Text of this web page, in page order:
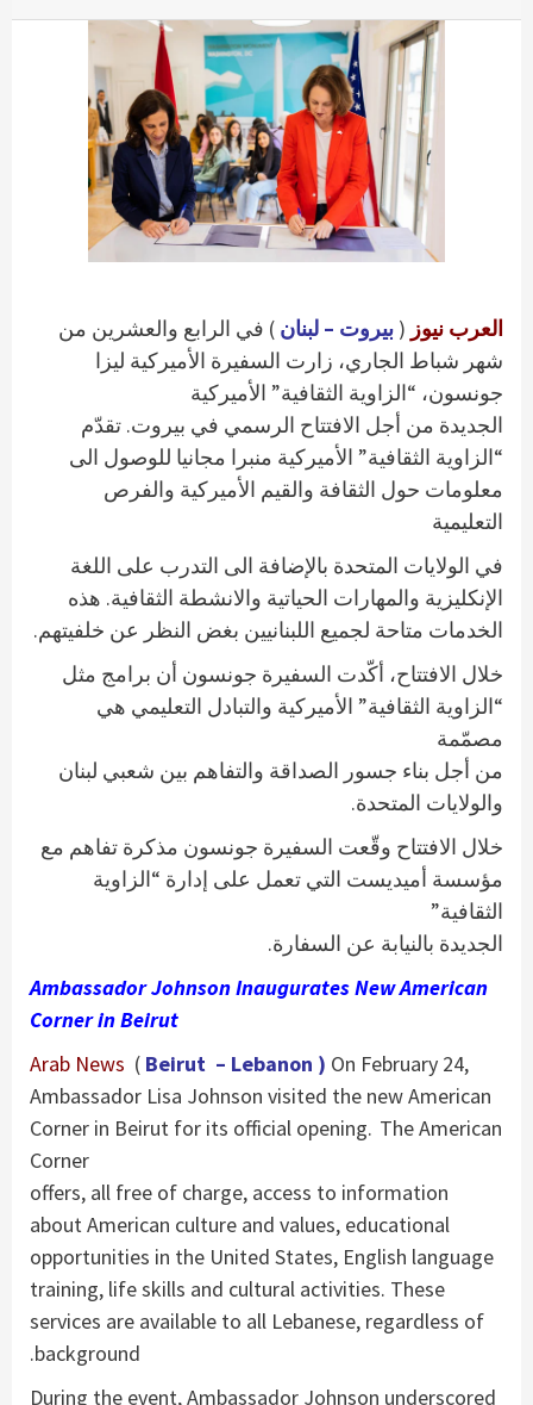
العرب نيوز ( بيروت – لبنان ) في الرابع والعشرين من
شهر شباط الجاري، زارت السفيرة الأميركية ليزا
جونسون، “الزاوية الثقافية” الأميركية
الجديدة من أجل الافتتاح الرسمي في بيروت. تقدّم
“الزاوية الثقافية” الأميركية منبرا مجانيا للوصول الى
معلومات حول الثقافة والقيم الأميركية والفرص
التعليمية
في الولايات المتحدة بالإضافة الى التدرب على اللغة
الإنكليزية والمهارات الحياتية والانشطة الثقافية. هذه
الخدمات متاحة لجميع اللبنانيين بغض النظر عن خلفيتهم.
خلال الافتتاح، أكّدت السفيرة جونسون أن برامج مثل
“الزاوية الثقافية” الأميركية والتبادل التعليمي هي
مصمّمة
من أجل بناء جسور الصداقة والتفاهم بين شعبي لبنان
والولايات المتحدة.
خلال الافتتاح وقّعت السفيرة جونسون مذكرة تفاهم مع
مؤسسة أميديست التي تعمل على إدارة “الزاوية
الثقافية”
الجديدة بالنيابة عن السفارة.
Ambassador Johnson Inaugurates New American
Corner in Beirut
Arab News ( Beirut – Lebanon ) On February 24,
Ambassador Lisa Johnson visited the new American
Corner in Beirut for its official opening. The American
Corner
offers, all free of charge, access to information
about American culture and values, educational
opportunities in the United States, English language
training, life skills and cultural activities. These
services are available to all Lebanese, regardless of
background.
During the event, Ambassador Johnson underscored